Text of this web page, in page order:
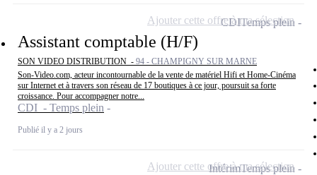
Assistant comptable (H/F)
SON VIDEO DISTRIBUTION - 94 - CHAMPIGNY SUR MARNE
Son-Video.com, acteur incontournable de la vente de matériel Hifi et Home-Cinéma
sur Internet et à travers son réseau de 17 boutiques à ce jour, poursuit sa forte
croissance. Pour accompagner notre...
CDI - Temps plein
Publié il y a 2 jours
CDITemps plein
Ajouter cette offre à ma sélection
IntérimTemps plein
Ajouter cette offre à ma sélection